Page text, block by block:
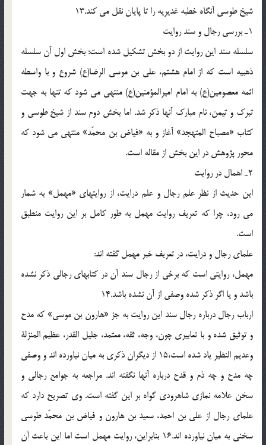
شيخ طوسى آنگاه خطبه غديريه را تا پايان نقل مى كند.13
1ـ بررسى رجال و سند روايت
سلسله سند اين روايت از دو بخش تشكيل شده است: بخش اول آن سلسله
ذهبيه است كه از امام هشتم، على بن موسى الرضا(ع) شروع و با واسطه
ائمه معصومين(ع) به امام اميرالمؤمنين(ع) منتهى مى شود كه تنها به جهت
تبرك و تيمن، نام مبارك آنها ذكر شد. اما بخش دوم سند از شيخ طوسى و
كتاب «مصباح المتهجد» آغاز و به «فياض بن محمّد» منتهى مى شود كه
محور پژوهش در اين بخش از مقاله است.
2ـ اهمال در روايت
اين حديث از نظر علم رجال و علم درايت، از روايتهاى «مهمل» به شمار
مى رود، چرا كه تعريف روايت مهمل به طور كامل بر اين روايت منطبق
است.
علماى رجال و درايت، در تعريف خبر مهمل گفته اند:
مهمل، روايتى است كه برخى از رجال سند آن در كتابهاى رجالى ذكر نشده
باشد و يا اگر ذكر شده وصفى از آن نشده باشد.14
ارباب رجال درباره رجال سند اين روايت به جز «هارون بن موسى» كه مدح
و توثيق شده و با تعابيرى چون، وجه، ثقه، معتمد، جليل القدر، عظيم المنزلة
وعديم النظير ياد شده است،15 از ديگران ذكرى به ميان نياورده اند و وصفى
چه مدح و چه ذم و قدح درباره آنها نگفته اند. مراجعه به جوامع رجالى و
سخن علامه نمازى شاهرودى گواه بر اين گفته است. وى تصريح دارد كه
علماى رجال از على بن احمد، سعيد بن هارون و فياض بن محمّد طوسى
سخنى به ميان نياورده اند.16 بنابراين، روايت مهمل است اما اين باعث آن